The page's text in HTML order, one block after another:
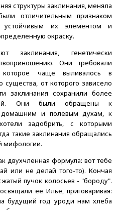
структуры заклинания, меняла
отличительным признаком
устойчивым их элементом и
окраску.
заклинания, генетически
Они требовали
которое чаще выливалось в
от которого зависело
заклинания сохранили более
Они были обращены к
домашним и полевым духам, к
задобрить, с которыми
такие заклинания обращались
мифологии.
двухчленная формула: вот тебе
или не делай того-то). Кончая
пучок колосьев - "бороду".
ее Илье, приговаривая:
будущий год уроди нам хлеба